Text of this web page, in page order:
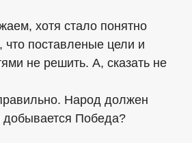
хотя стало понятно
поставленые цели и
не решить. А, сказать не
Народ должен
добывается Победа?